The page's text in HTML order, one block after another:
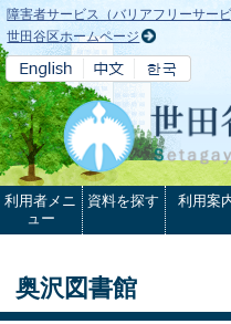
本文へ
障害者サービス（バリアフリーサービ
世田谷区ホームページ
利用者メニ
ュー
資料を探す 利用案
奥沢図書館